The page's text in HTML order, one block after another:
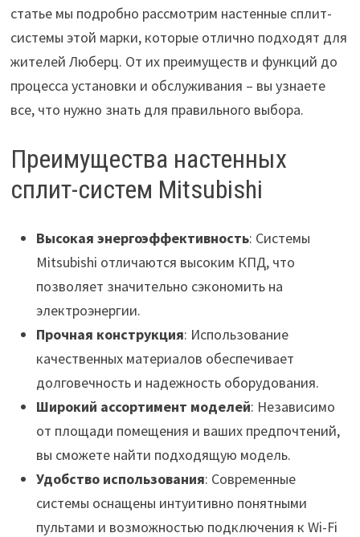
статье мы подробно рассмотрим настенные сплит-
системы этой марки, которые отлично подходят для
жителей Люберц. От их преимуществ и функций до
процесса установки и обслуживания – вы узнаете
все, что нужно знать для правильного выбора.
Преимущества настенных
сплит-систем Mitsubishi
Высокая энергоэффективность: Системы
Mitsubishi отличаются высоким КПД, что
позволяет значительно сэкономить на
электроэнергии.
Прочная конструкция: Использование
качественных материалов обеспечивает
долговечность и надежность оборудования.
Широкий ассортимент моделей: Независимо
от площади помещения и ваших предпочтений,
вы сможете найти подходящую модель.
Удобство использования: Современные
системы оснащены интуитивно понятными
пультами и возможностью подключения к Wi-Fi